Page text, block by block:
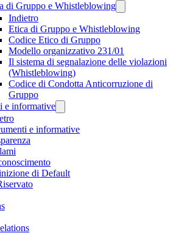
di Gruppo e Whistleblowing
Indietro
Etica di Gruppo e Whistleblowing
Codice Etico di Gruppo
Modello organizzativo 231/01
Il sistema di segnalazione delle violazioni
(Whistleblowing)
Codice di Condotta Anticorruzione di
Gruppo
e informative
e informative
di Default